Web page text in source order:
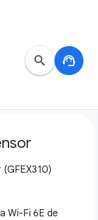
search support_agent
Wi-Fi 6E de